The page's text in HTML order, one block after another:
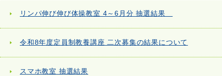
リンパ伸び伸び体操教室 4～6月分 抽選結果
令和8年度定員制教養講座 二次募集の結果について
スマホ教室 抽選結果